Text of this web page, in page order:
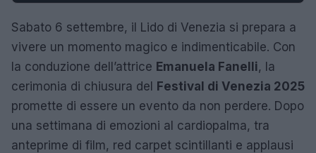
Sabato 6 settembre, il Lido di Venezia si prepara a
vivere un momento magico e indimenticabile. Con
la conduzione dell’attrice Emanuela Fanelli, la
cerimonia di chiusura del Festival di Venezia 2025
promette di essere un evento da non perdere. Dopo
una settimana di emozioni al cardiopalma, tra
anteprime di film, red carpet scintillanti e applausi